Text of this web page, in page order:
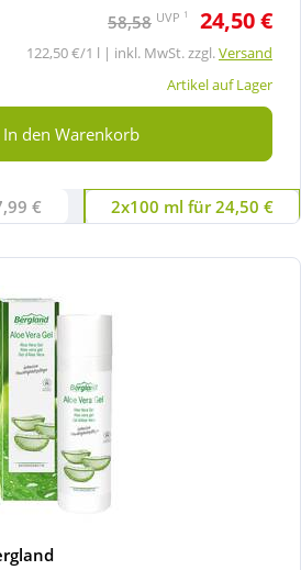
58,58 UVP 1 24,50 €
122,50 €/1 l | inkl. MwSt. zzgl.Versand
Artikel auf Lager
In den Warenkorb
€ 2x100 ml für 24,50 €